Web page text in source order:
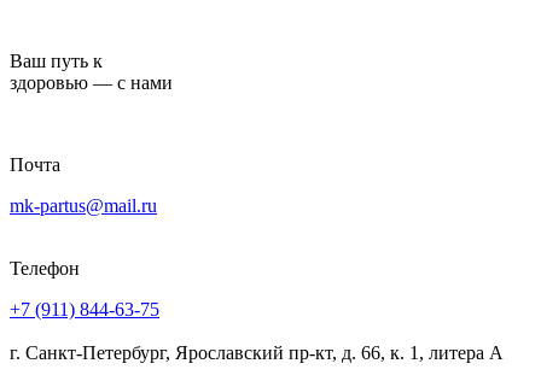
содержимому
Ваш путь к
здоровью — с нами
Почта
mk-partus@mail.ru
Телефон
+7 (911) 844-63-75
г. Санкт-Петербург, Ярославский пр-кт, д. 66, к. 1, литера А